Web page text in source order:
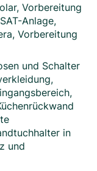
Vorbereitung
Anlage,
Vorbereitung
und Schalter
in
und